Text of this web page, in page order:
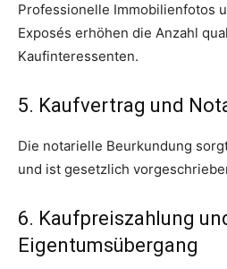
Professionelle Immobilienfotos
Exposés erhöhen die Anzahl
Kaufinteressenten.
5. Kaufvertrag und
Die notarielle Beurkundung
und ist gesetzlich
6. Kaufpreiszahlung
Eigentumsübergang